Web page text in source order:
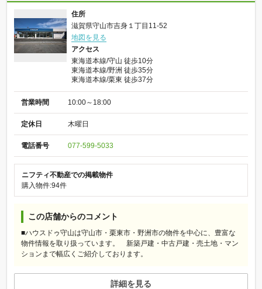
住所
滋賀県守山市吉身１丁目11-52
地図を見る
アクセス
東海道本線/守山 徒歩10分
東海道本線/野洲 徒歩35分
東海道本線/栗東 徒歩37分
営業時間 10:00～18:00
定休日 木曜日
電話番号 077-599-5033
ニフティ不動産での掲載物件
購入物件:94件
この店舗からのコメント
■ハウスドゥ守山は守山市・栗東市・野洲市の物件を中心に、豊富な
物件情報を取り扱っています。 新築戸建・中古戸建・売土地・マン
ションまで幅広くご紹介しております。
詳細を見る